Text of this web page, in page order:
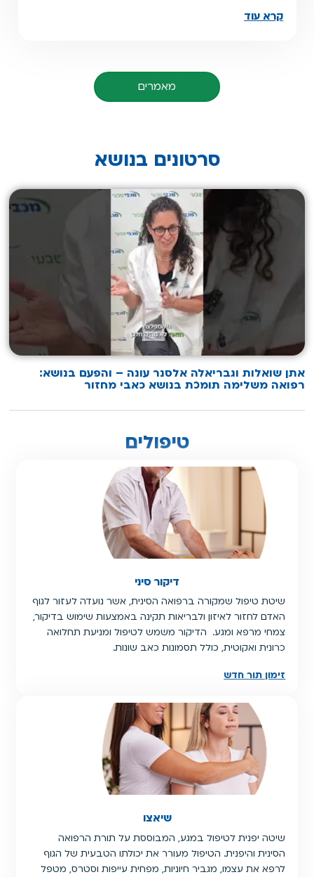
קרא עוד
מאמרים
סרטונים בנושא
אתן שואלות וגבריאלה אלסנר עונה – והפעם בנושא:
רפואה משלימה תומכת בנושא כאבי מחזור
טיפולים
דיקור סיני
שיטת טיפול שמקורה ברפואה הסינית, אשר נועדה לעזור לגוף
האדם לחזור לאיזון ולבריאות תקינה באמצעות שימוש בדיקור,
צמחי מרפא ומגע. הדיקור משמש לטיפול ומניעת תחלואה
כרונית ואקוטית, כולל תסמונות כאב שונות.
זימון תור חדש
שיאצו
שיטה יפנית לטיפול במגע, המבוססת על תורת הרפואה
הסינית והיפנית. הטיפול מעורר את יכולתו הטבעית של הגוף
לרפא את עצמו, מגביר חיוניות, מפחית עייפות וסטרס, מטפל